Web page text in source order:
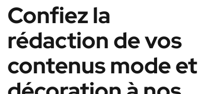
Confiez la
rédaction de vos
contenus mode et